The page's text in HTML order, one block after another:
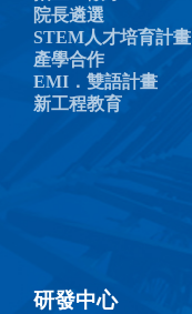
院長遴選
STEM人才培育計畫
產學合作
EMI．雙語計畫
新工程教育
研發中心